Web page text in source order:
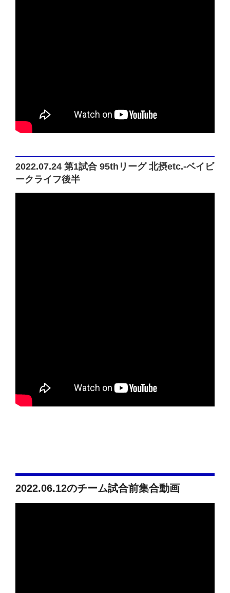
2022.07.24 第1試合 95thリーグ 北摂etc.-ベイビ
ークライフ後半
2022.06.12のチーム試合前集合動画